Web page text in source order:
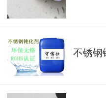
不锈钢